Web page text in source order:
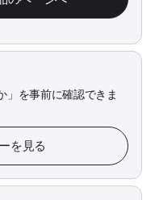
」を事前に確認できま
を見る